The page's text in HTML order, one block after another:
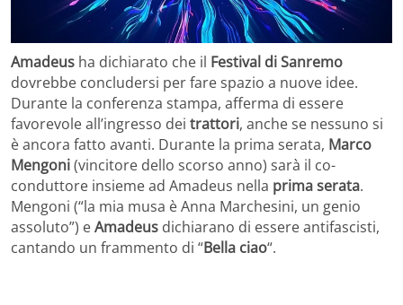
Amadeus ha dichiarato che il Festival di Sanremo
dovrebbe concludersi per fare spazio a nuove idee.
Durante la conferenza stampa, afferma di essere
favorevole all’ingresso dei trattori, anche se nessuno si
è ancora fatto avanti. Durante la prima serata, Marco
Mengoni(vincitore dello scorso anno) sarà il co-
conduttore insieme ad Amadeus nella prima serata.
Mengoni (“la mia musa è Anna Marchesini, un genio
assoluto”) eAmadeus dichiarano di essere antifascisti,
cantando un frammento di “Bella ciao“.